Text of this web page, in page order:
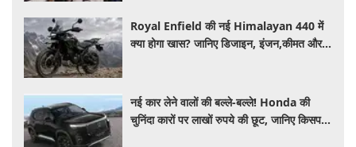
Royal Enfield की नई Himalayan 440 में
क्या होगा खास? जानिए डिजाइन, इंजन,कीमत और
नई कार लेने वालों की बल्ले-बल्ले! Honda की
चुनिंदा कारों पर लाखों रुपये की छूट, जानिए किसपर-